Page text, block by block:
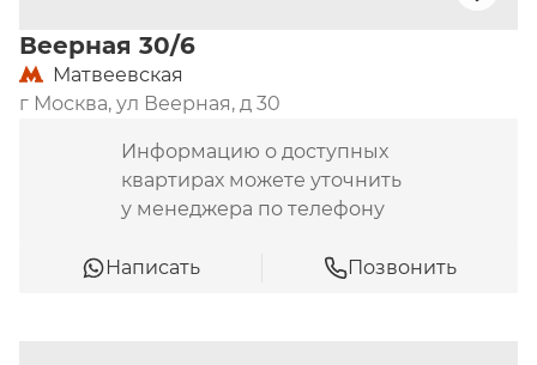
Веерная 30/6
Матвеевская
г Москва, ул Веерная, д 30
Информацию о доступных
квартирах можете уточнить
у менеджера по телефону
Написать Позвонить